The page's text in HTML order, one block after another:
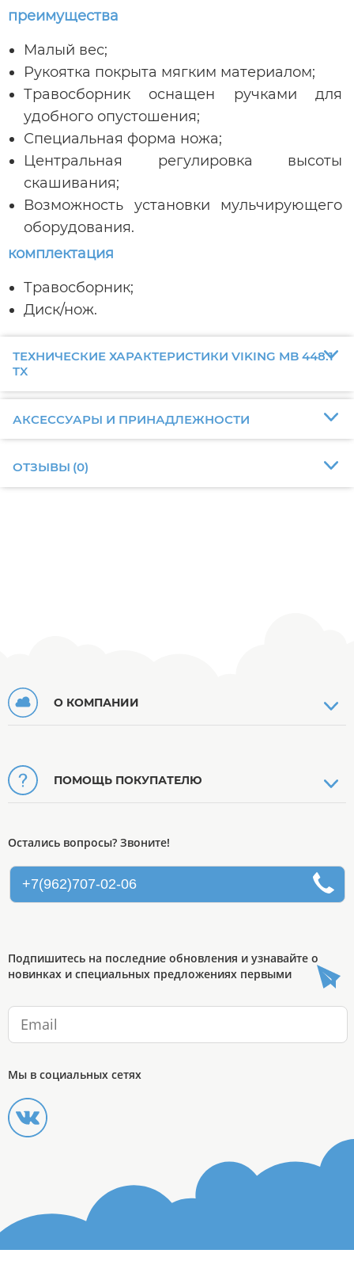
преимущества
Малый вес;
Рукоятка покрыта мягким материалом;
Травосборник оснащен ручками для
удобного опустошения;
Специальная форма ножа;
Центральная регулировка высоты
скашивания;
Возможность установки мульчирующего
оборудования.
комплектация
Травосборник;
Диск/нож.
ТЕХНИЧЕСКИЕ ХАРАКТЕРИСТИКИ VIKING MB 448.1
TX
АКСЕССУАРЫ И ПРИНАДЛЕЖНОСТИ
ОТЗЫВЫ (0)
О КОМПАНИИ
ПОМОЩЬ ПОКУПАТЕЛЮ
Остались вопросы? Звоните!
+7(962)707-02-06
Подпишитесь на последние обновления и узнавайте о
новинках и специальных предложениях первыми
Мы в социальных сетях